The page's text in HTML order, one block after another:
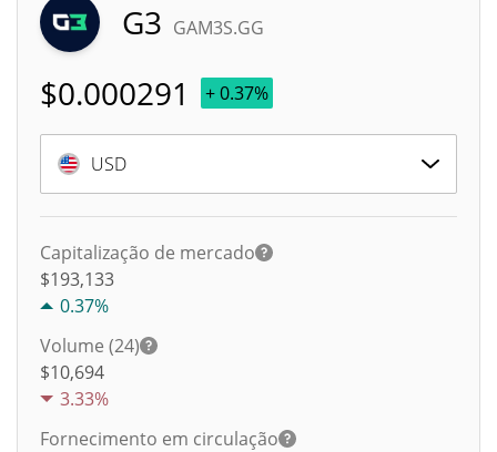
G3 GAM3S.GG
$0.000291 + 0.37%
USD
Capitalização de mercado
$193,133
0.37%
Volume (24)
$10,694
3.33%
Fornecimento em circulação